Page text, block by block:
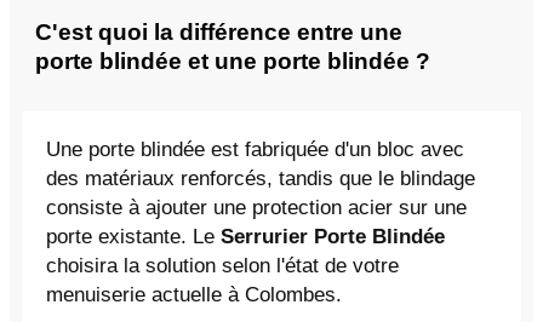
C'est quoi la différence entre une
porte blindée et une porte blindée ?
Une porte blindée est fabriquée d'un bloc avec
des matériaux renforcés, tandis que le blindage
consiste à ajouter une protection acier sur une
porte existante. Le Serrurier Porte Blindée
choisira la solution selon l'état de votre
menuiserie actuelle à Colombes.